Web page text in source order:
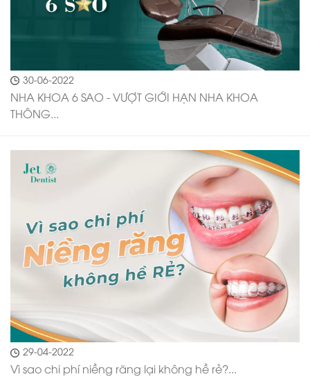
30-06-2022
NHA KHOA 6 SAO - VƯỢT GIỚI HẠN NHA KHOA
THÔNG...
29-04-2022
Vì sao chi phí niềng răng lại không hề rẻ?...